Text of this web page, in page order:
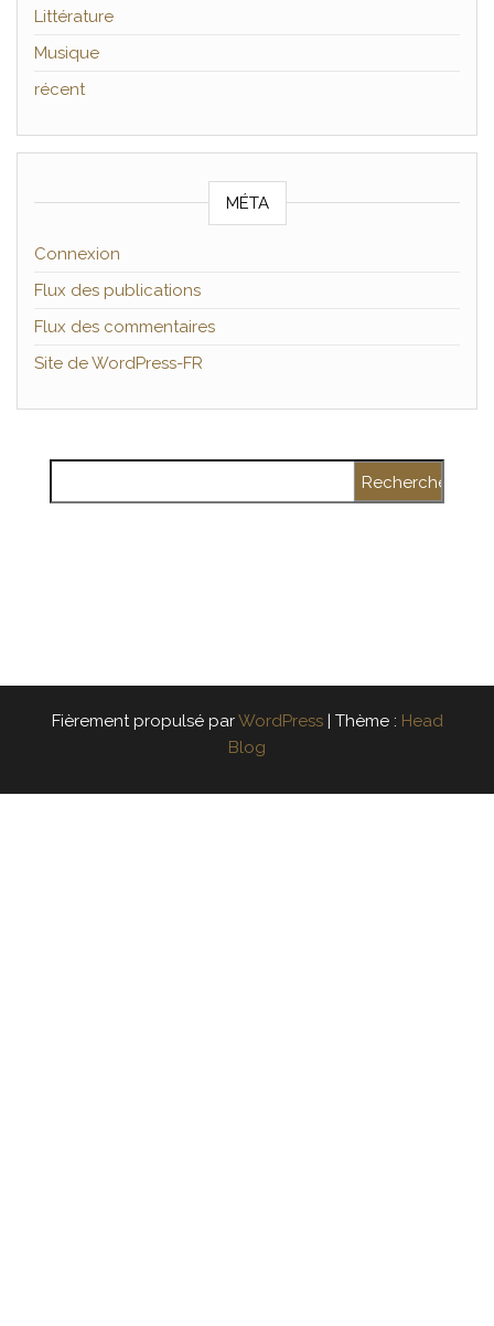
Littérature
Musique
récent
MÉTA
Connexion
Flux des publications
Flux des commentaires
Site de WordPress-FR
Fièrement propulsé parWordPress | Thème : Head
Blog